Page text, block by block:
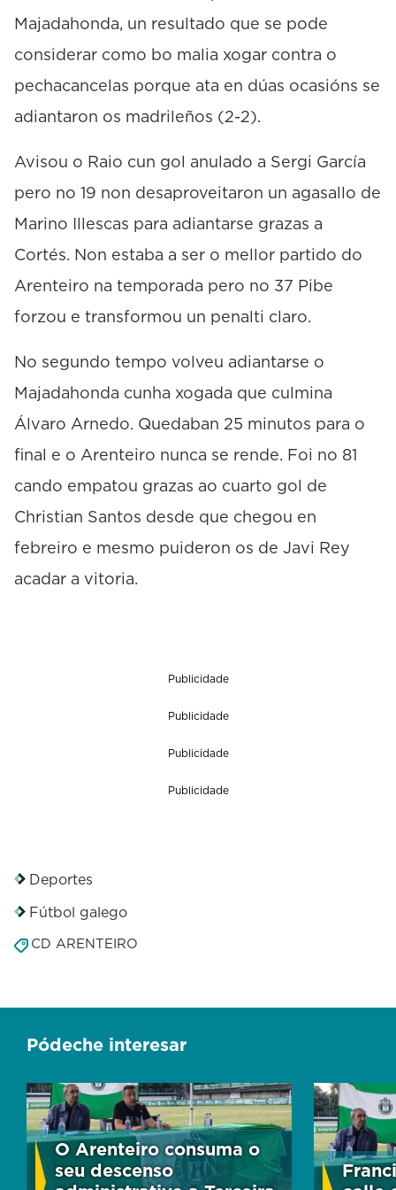
e
,
3
e
o
n
d
s
Majadahonda, un resultado que se pode
considerar como bo malia xogar contra o
pechacancelas porque ata en dúas ocasións se
adiantaron os madrileños (2-2).
Avisou o Raio cun gol anulado a Sergi García
pero no 19 non desaproveitaron un agasallo de
Marino Illescas para adiantarse grazas a
Cortés. Non estaba a ser o mellor partido do
Arenteiro na temporada pero no 37 Pibe
forzou e transformou un penalti claro.
No segundo tempo volveu adiantarse o
Majadahonda cunha xogada que culmina
Álvaro Arnedo. Quedaban 25 minutos para o
final e o Arenteiro nunca se rende. Foi no 81
cando empatou grazas ao cuarto gol de
Christian Santos desde que chegou en
febreiro e mesmo puideron os de Javi Rey
acadar a vitoria.
Publicidade
Publicidade
Publicidade
Publicidade
Deportes
Fútbol galego
CD ARENTEIRO
Pódeche interesar
O Arenteiro consuma o
seu descenso